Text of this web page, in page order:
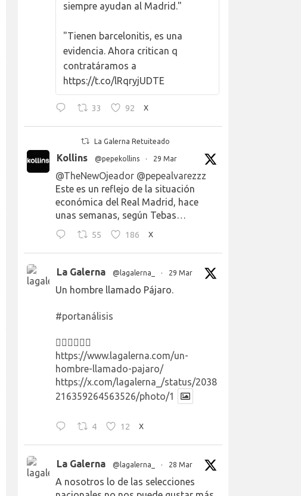
siempre ayudan al Madrid."
"Tienen barcelonitis, es una
evidencia. Ahora critican q
contratáramos a
https://t.co/lRqryjUDTE
33 92 X
La Galerna Retuiteado
Kollins @pepekollins · 29 Mar
@TheNewOjeador @pepealvarezzz
Este es un reflejo de la situación
económica del Real Madrid, hace
unas semanas, según Tebas…
55 186 X
La Galerna @lagalerna_ · 29 Mar
Un hombre llamado Pájaro.
#portanálisis
👉🏻👉🏻👉🏻
https://www.lagalerna.com/un-
hombre-llamado-pajaro/
https://x.com/lagalerna_/status/2038
216359264563526/photo/1
4 12 X
La Galerna @lagalerna_ · 28 Mar
A nosotros lo de las selecciones